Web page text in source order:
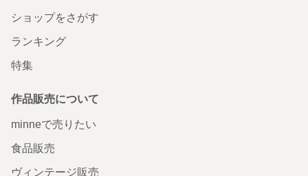
ショップをさがす
ランキング
特集
作品販売について
minneで売りたい
食品販売
ヴィンテージ販売